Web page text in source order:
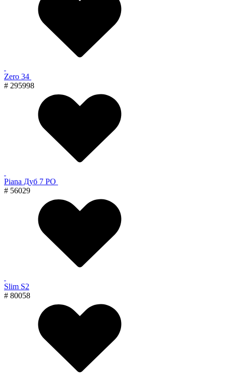
Zero 34
# 295998
Piana Дуб 7 PO
# 56029
Slim S2
# 80058